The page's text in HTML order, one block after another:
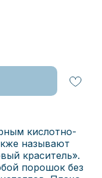
кислотно-
называют
краситель».
порошок без